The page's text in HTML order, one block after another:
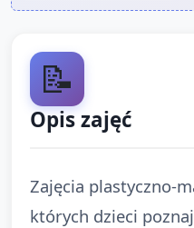
📝
Opis zajęć
Zajęcia
których dzieci